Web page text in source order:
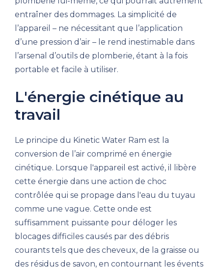
entraîner des dommages. La simplicité de
l’appareil – ne nécessitant que l’application
d’une pression d’air – le rend inestimable dans
l’arsenal d’outils de plomberie, étant à la fois
portable et facile à utiliser.
L'énergie cinétique au
travail
Le principe du Kinetic Water Ram est la
conversion de l’air comprimé en énergie
cinétique. Lorsque l'appareil est activé, il libère
cette énergie dans une action de choc
contrôlée qui se propage dans l'eau du tuyau
comme une vague. Cette onde est
suffisamment puissante pour déloger les
blocages difficiles causés par des débris
courants tels que des cheveux, de la graisse ou
des résidus de savon, en contournant les évents